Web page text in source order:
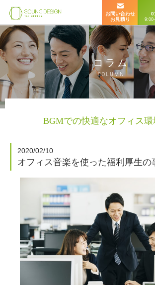
お問い合わせ
お見積り
コラム
COLUMN
BGMでの快適なオフィス環
2020/02/10
オフィス音楽を使った福利厚生の